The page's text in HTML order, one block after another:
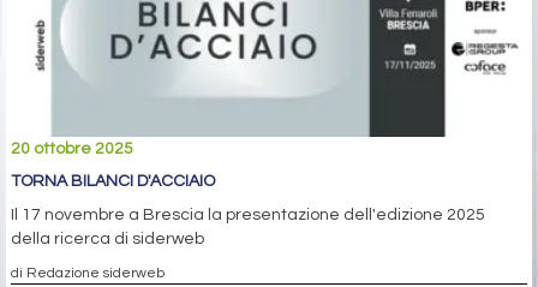
20 ottobre 2025
TORNA BILANCI D'ACCIAIO
Il 17 novembre a Brescia la presentazione dell'edizione 2025
della ricerca di siderweb
di Redazione siderweb